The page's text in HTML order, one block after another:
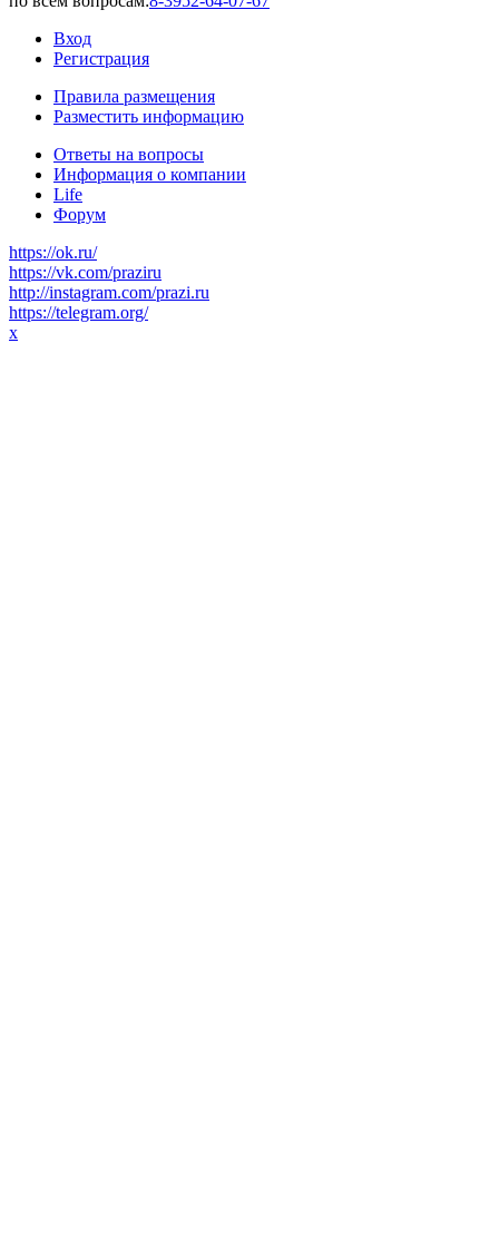
Вход
Регистрация
Правила размещения
Разместить информацию
Ответы на вопросы
Информация о компании
Life
Форум
https://ok.ru/
https://vk.com/praziru
http://instagram.com/prazi.ru
https://telegram.org/
x